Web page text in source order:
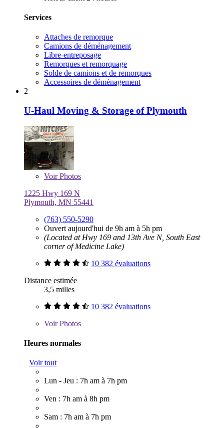
Services
Attaches de remorque
Camions de déménagement
Libre-entreposage
Remorques et remorquage
Solde de camions et de remorques
Accessoires de déménagement
2
U-Haul Moving & Storage of Plymouth
VoirPhotos
1225 Hwy 169 N
Plymouth, MN 55441
(763) 550-5290
Ouvert aujourd'hui de 9h am à 5h pm
(Located at Hwy 169 and 13th Ave N, South East
corner of Medicine Lake)
10 382 évaluations
Distance estimée
3,5 milles
10 382 évaluations
VoirPhotos
Heures normales
Voir tout
Lun - Jeu : 7h am à 7h pm
Ven : 7h am à 8h pm
Sam : 7h am à 7h pm